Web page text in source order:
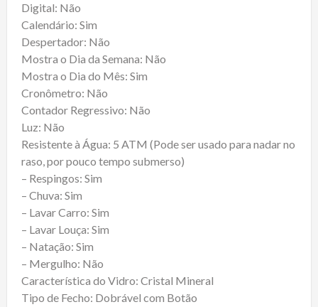
Digital: Não
Calendário: Sim
Despertador: Não
Mostra o Dia da Semana: Não
Mostra o Dia do Mês: Sim
Cronômetro: Não
Contador Regressivo: Não
Luz: Não
Resistente à Água: 5 ATM (Pode ser usado para nadar no
raso, por pouco tempo submerso)
– Respingos: Sim
– Chuva: Sim
– Lavar Carro: Sim
– Lavar Louça: Sim
– Natação: Sim
– Mergulho: Não
Característica do Vidro: Cristal Mineral
Tipo de Fecho: Dobrável com Botão